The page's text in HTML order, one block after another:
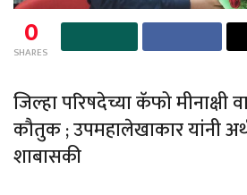
0
SHARES
जिल्हा परिषदेच्या कॅफो
कौतुक ; उपमहालेखाकार यांनी
शाबासकी